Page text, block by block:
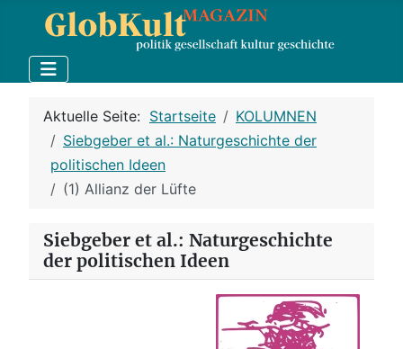
Aktuelle Seite: Startseite
KOLUMNEN
Siebgeber et al.: Naturgeschichte der
politischen Ideen
(1) Allianz der Lüfte
Siebgeber et al.: Naturgeschichte
der politischen Ideen